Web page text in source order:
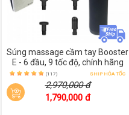
Súng massage cầm tay Booster
E - 6 đầu, 9 tốc độ, chính hãng
(117) SHIP HỎA TỐC
2,970,000 đ
1,790,000 đ